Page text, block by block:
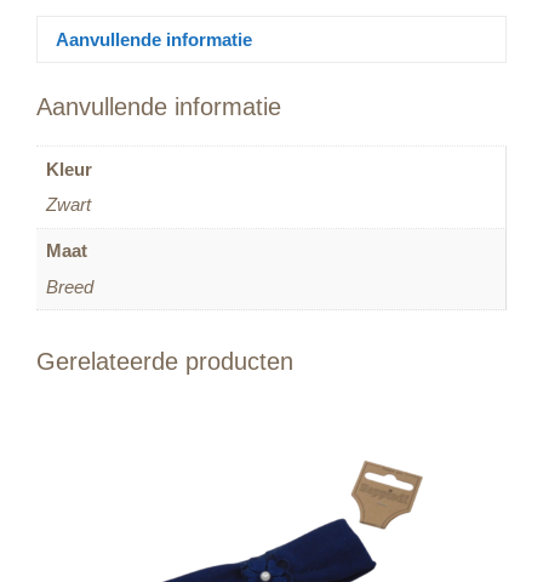
Aanvullende informatie
Aanvullende informatie
Kleur
Zwart
Maat
Breed
Gerelateerde producten